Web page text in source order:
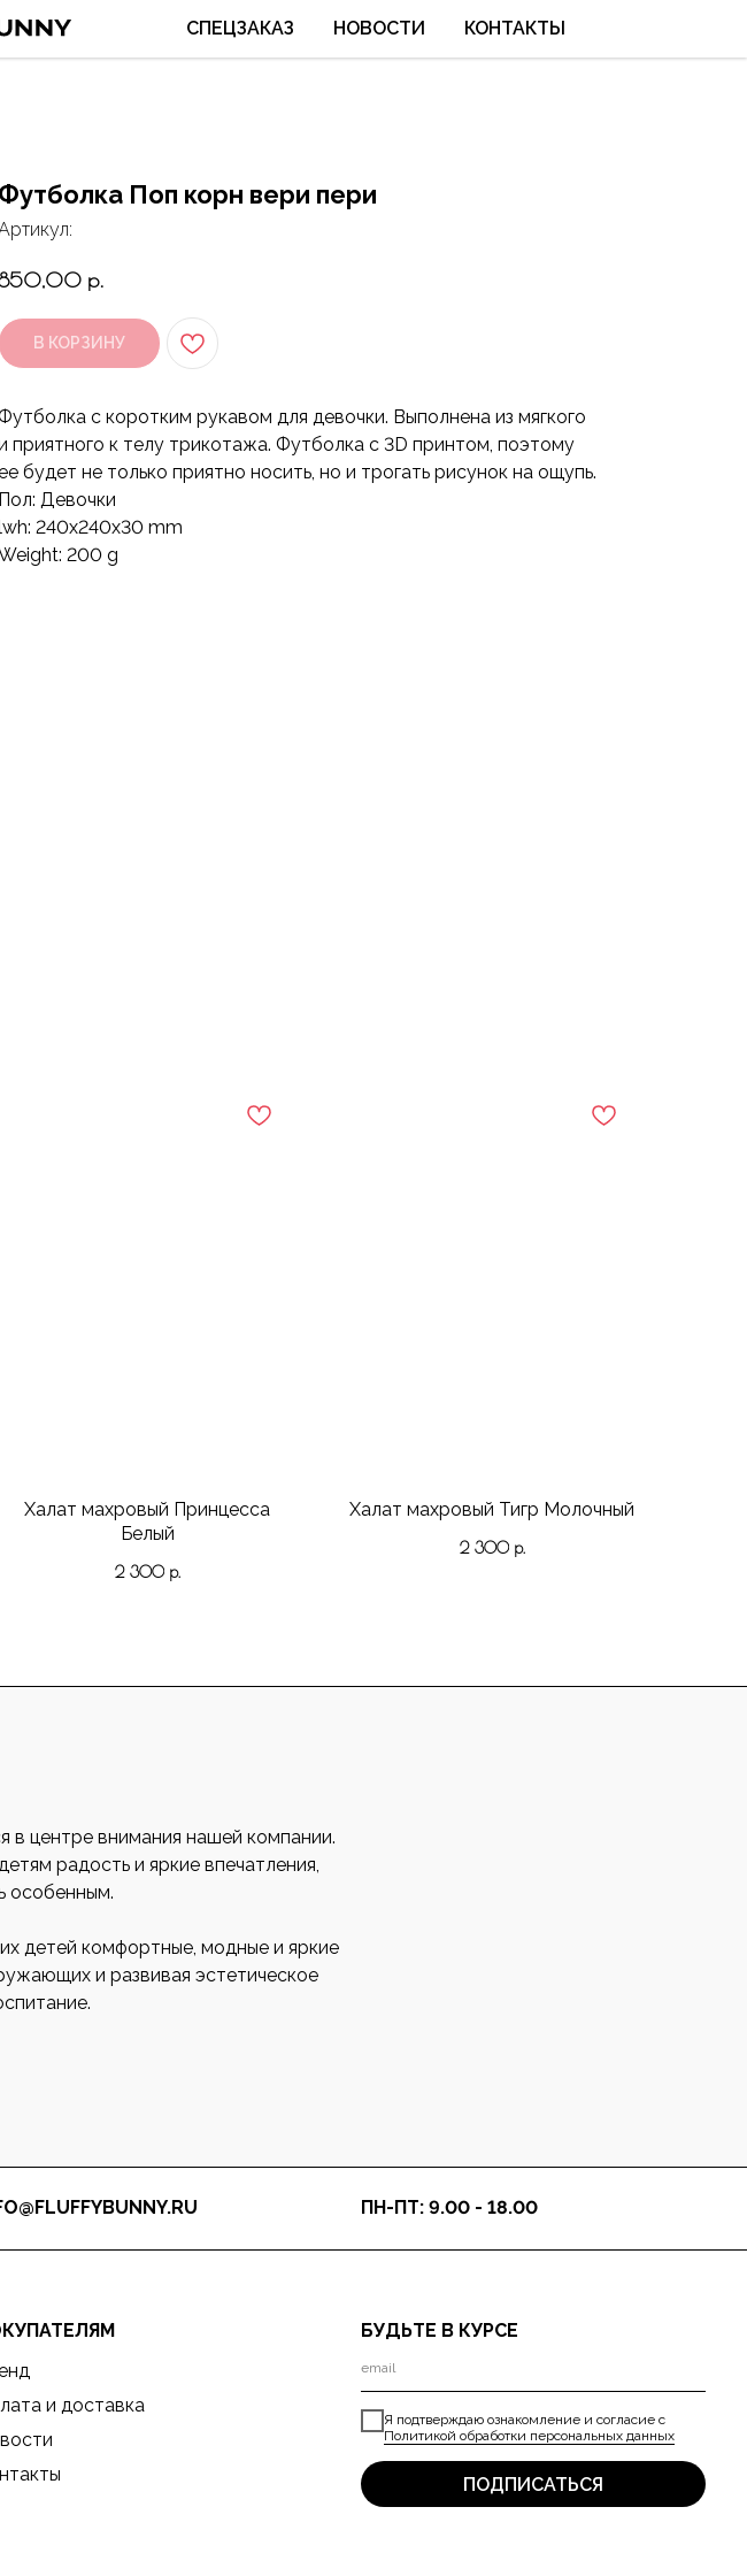
СПЕЦЗАКАЗ НОВОСТИ КОНТАКТЫ
Футболка Поп корн вери пери
р.
В КОРЗИНУ
с коротким рукавом для девочки. Выполнена из мягкого
приятного к телу трикотажа. Футболка с 3D принтом, поэтому
будет не только приятно носить, но и трогать рисунок на ощупь.
Пол: Девочки
240x240x30 mm
200 g
Халат махровый Принцесса
Белый
2 300 р.
Халат махровый Тигр Молочный
2 300 р.
центре внимания нашей компании.
радость и яркие впечатления,
особенным.
детей комфортные, модные и яркие
и развивая эстетическое
ПН-ПТ: 9.00 - 18.00
и доставка
Я подтверждаю ознакомление и согласие с
Политикой обработки персональных данных
ПОДПИСАТЬСЯ
БУДЬТЕ В КУРСЕ